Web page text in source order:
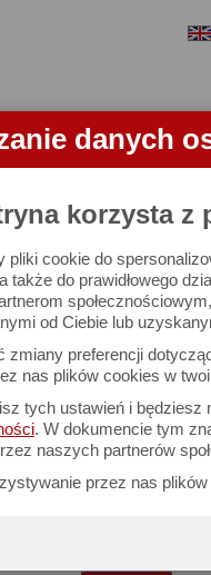
danych
korzysta z
pliki cookie do
także do prawidłowego
od Ciebie lub
zmiany preferencji
nas plików cookies w
tych ustawień i będziesz
. W dokumencie tym
naszych partnerów
przez nas
APARATY OBIEKTYWY
znajduje się
Proszę podać interesujące
Producent:
Model:
optyczny: